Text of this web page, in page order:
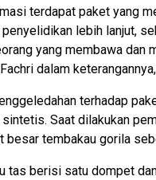
terdapat paket yang
lebih lanjut,
yang membawa dan
dalam
terhadap
Saat dilakukan
besar tembakau gorila
tas berisi satu dompet